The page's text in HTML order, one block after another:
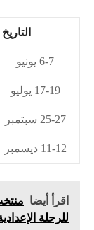
التاريخ
6-7 يونيو
17-19 يوليو
25-27 سبتمبر
11-12 ديسمبر
اقرأ أيضا
للرحلة